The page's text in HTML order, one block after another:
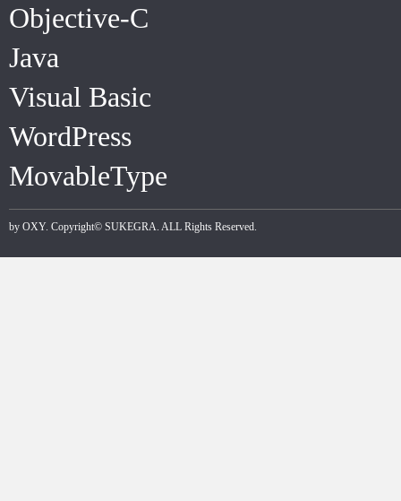
Objective-C
Java
Visual Basic
WordPress
MovableType
by OXY. Copyright© SUKEGRA . ALL Rights Reserved.